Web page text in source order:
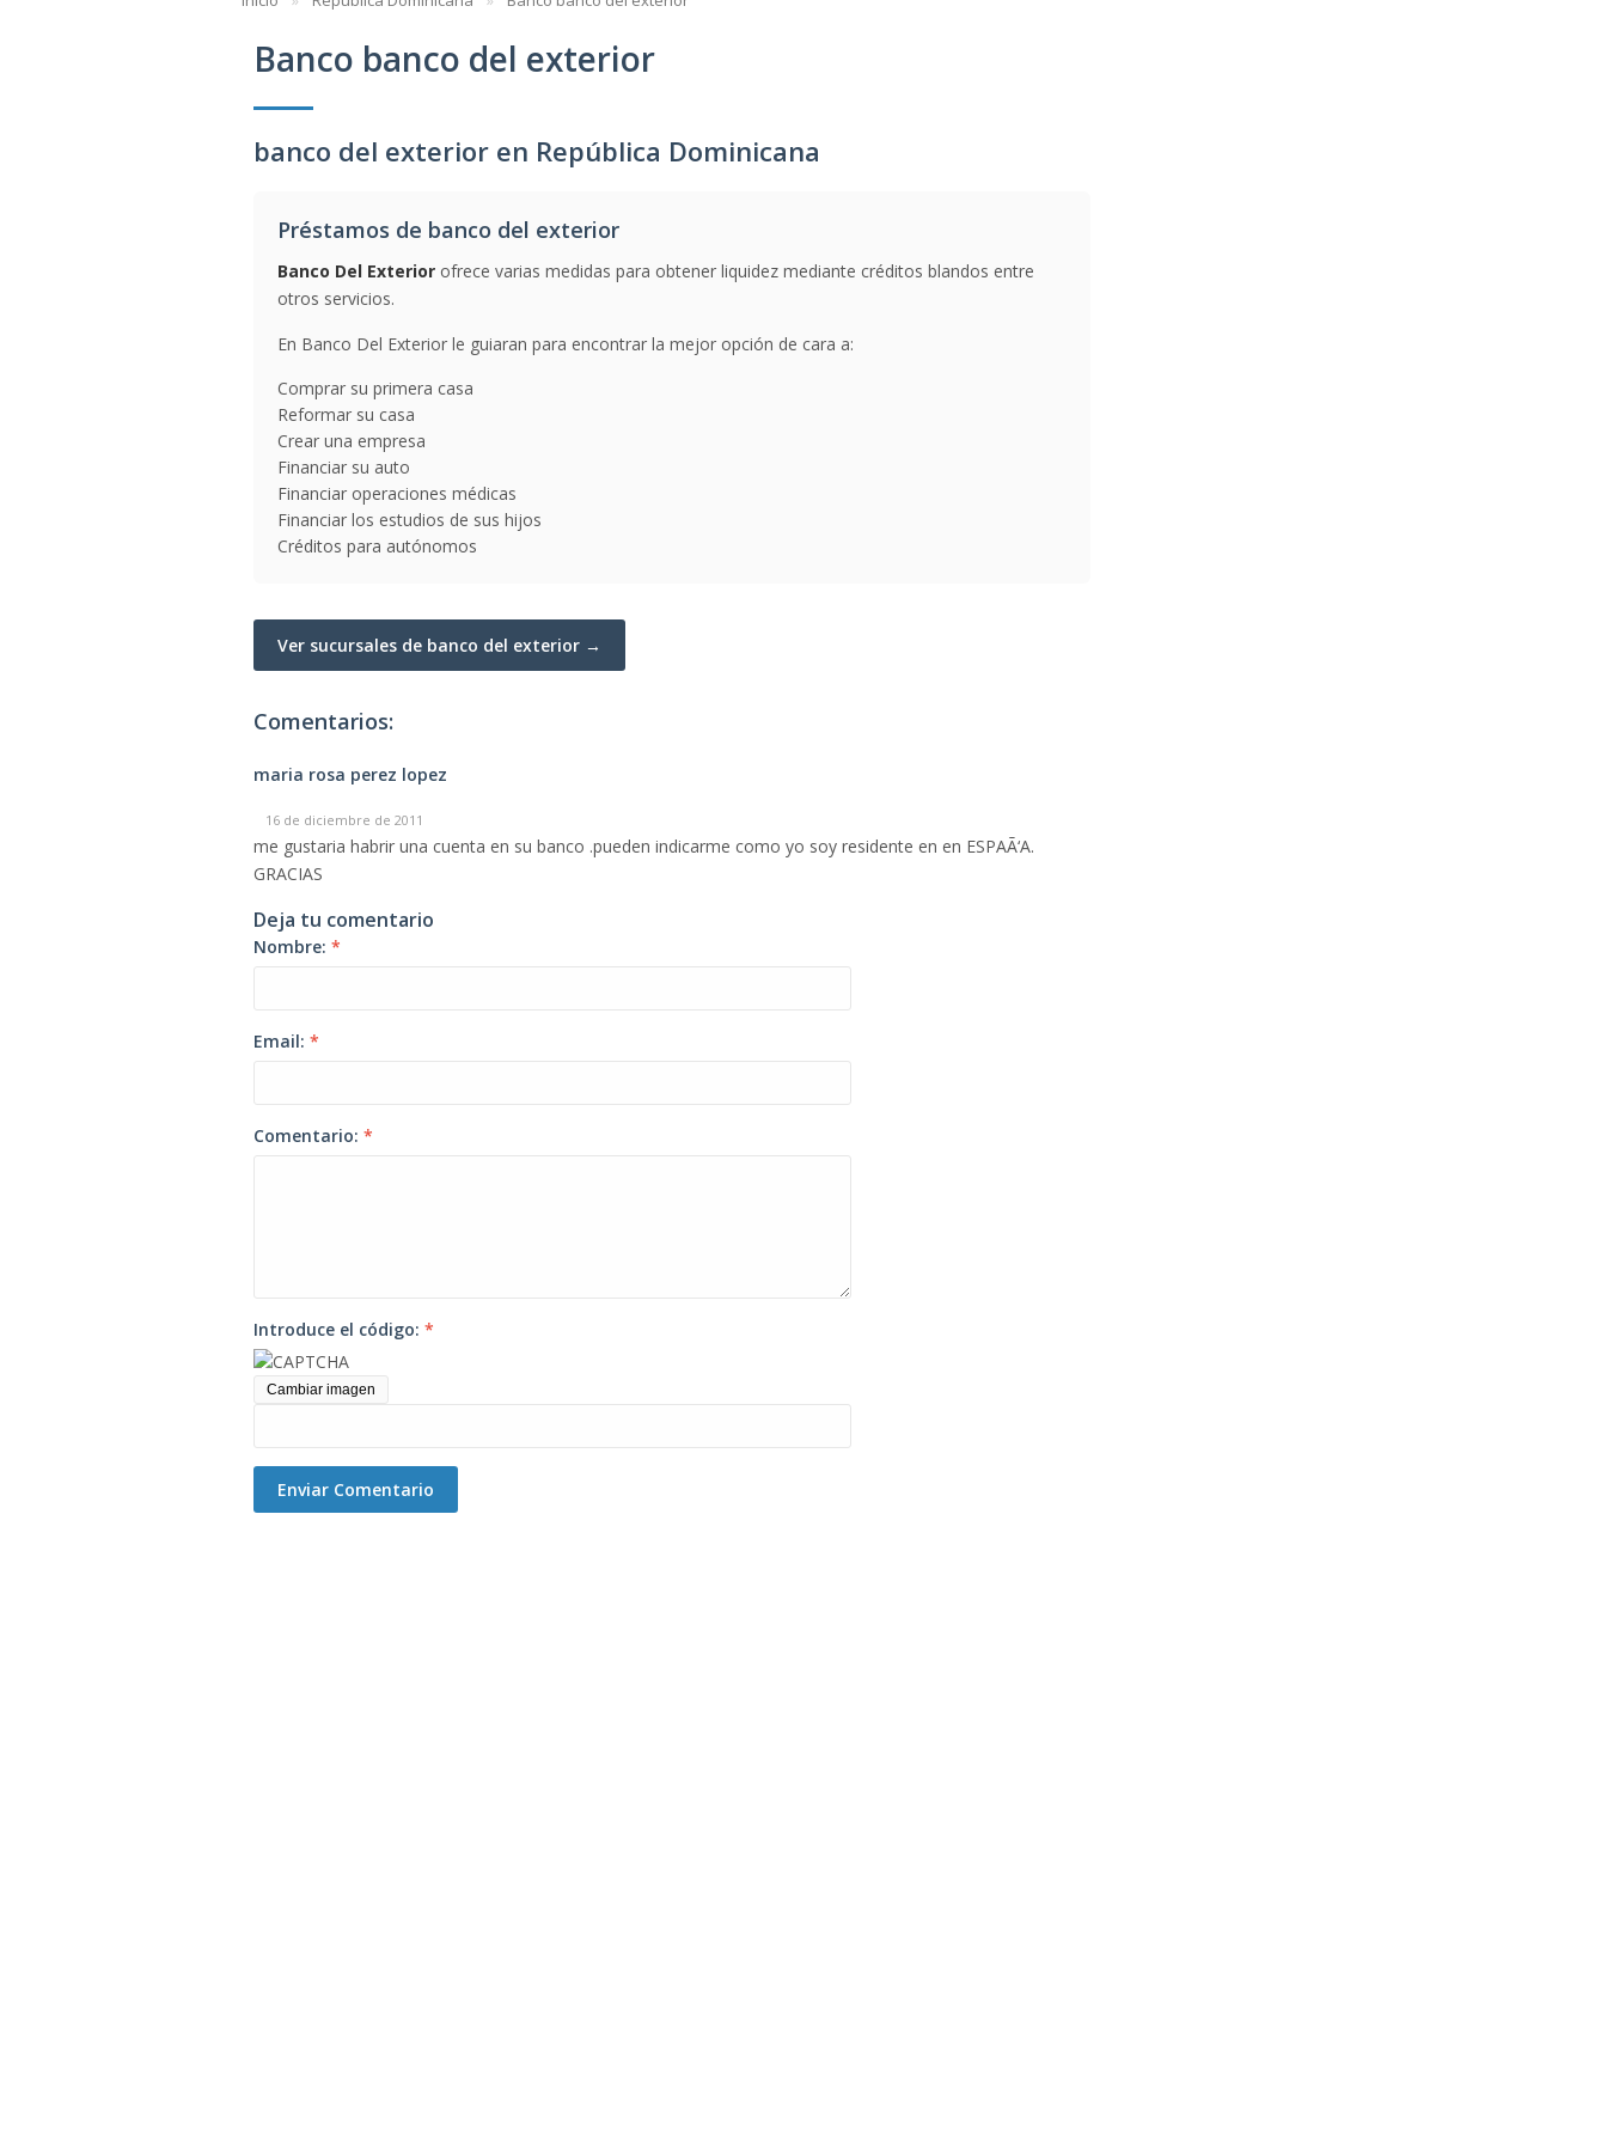
Banco banco del exterior
banco del exterior en República Dominicana
Préstamos de banco del exterior
Banco Del Exterior ofrece varias medidas para obtener liquidez mediante créditos blandos entre
otros servicios.
En Banco Del Exterior le guiaran para encontrar la mejor opción de cara a:
Comprar su primera casa
Reformar su casa
Crear una empresa
Financiar su auto
Financiar operaciones médicas
Financiar los estudios de sus hijos
Créditos para autónomos
Ver sucursales de banco del exterior →
Comentarios:
maria rosa perez lopez
16 de diciembre de 2011
me gustaria habrir una cuenta en su banco .pueden indicarme como yo soy residente en en ESPAÃ‘A.
GRACIAS
Deja tu comentario
Nombre: *
Email: *
Comentario: *
Introduce el código: *
Cambiar imagen
Enviar Comentario